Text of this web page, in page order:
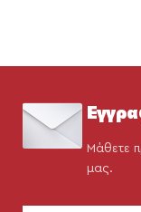
Μάθετε
μας.